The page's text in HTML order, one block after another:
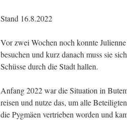
Stand 16.8.2022
Vor zwei Wochen noch konnte
besuchen und kurz danach muss sie
Schüsse durch die Stadt hallen.
Anfang 2022 war die Situation in
reisen und nutze das, um alle
die Pyg­mäen vertrieben worden und